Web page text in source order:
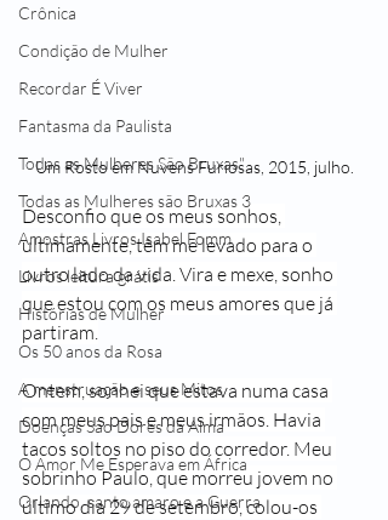
Crônica
Condição de Mulher
Recordar É Viver
Fantasma da Paulista
Todas as Mulheres São Bruxas"
Todas as Mulheres são Bruxas 3
Amostras Livros Isabel Fomm
Livros leitura grátis
Histórias de Mulher
Os 50 anos da Rosa
A menstruação e seus Mitos
Doenças São Dores da Alma
O Amor Me Esperava em África
Orlando, santo amaro e a Guerra
Um Rosto em Nuvens Furiosas, 2015, julho.
Desconfio que os meus sonhos,
ultimamente, têm me levado para o
outro lado da vida. Vira e mexe, sonho
que estou com os meus amores que já
partiram.
Ontem, sonhei que estava numa casa
com meus pais e meus irmãos. Havia
tacos soltos no piso do corredor. Meu
sobrinho Paulo, que morreu jovem no
último dia 29 de setembro, colou-os